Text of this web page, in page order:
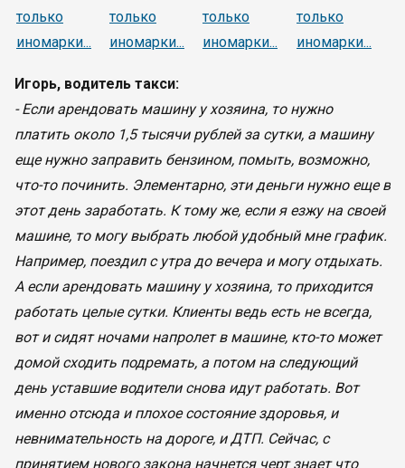
Игорь, водитель такси:
- Если арендовать машину у хозяина, то нужно
платить около 1,5 тысячи рублей за сутки, а машину
еще нужно заправить бензином, помыть, возможно,
что-то починить. Элементарно, эти деньги нужно еще в
этот день заработать. К тому же, если я езжу на своей
машине, то могу выбрать любой удобный мне график.
Например, поездил с утра до вечера и могу отдыхать.
А если арендовать машину у хозяина, то приходится
работать целые сутки. Клиенты ведь есть не всегда,
вот и сидят ночами напролет в машине, кто-то может
домой сходить подремать, а потом на следующий
день уставшие водители снова идут работать. Вот
именно отсюда и плохое состояние здоровья, и
невнимательность на дороге, и ДТП. Сейчас, с
принятием нового закона начнется черт знает что